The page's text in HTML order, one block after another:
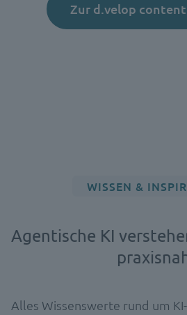
Zur d.velop
WISSEN &
Agentische KI
Alles Wissenswerte rund um